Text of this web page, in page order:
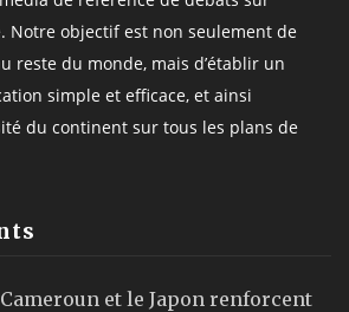
Notre objectif est non seulement de
reste du monde, mais d’établir un
simple et efficace, et ainsi
du continent sur tous les plans de
et le Japon renforcent